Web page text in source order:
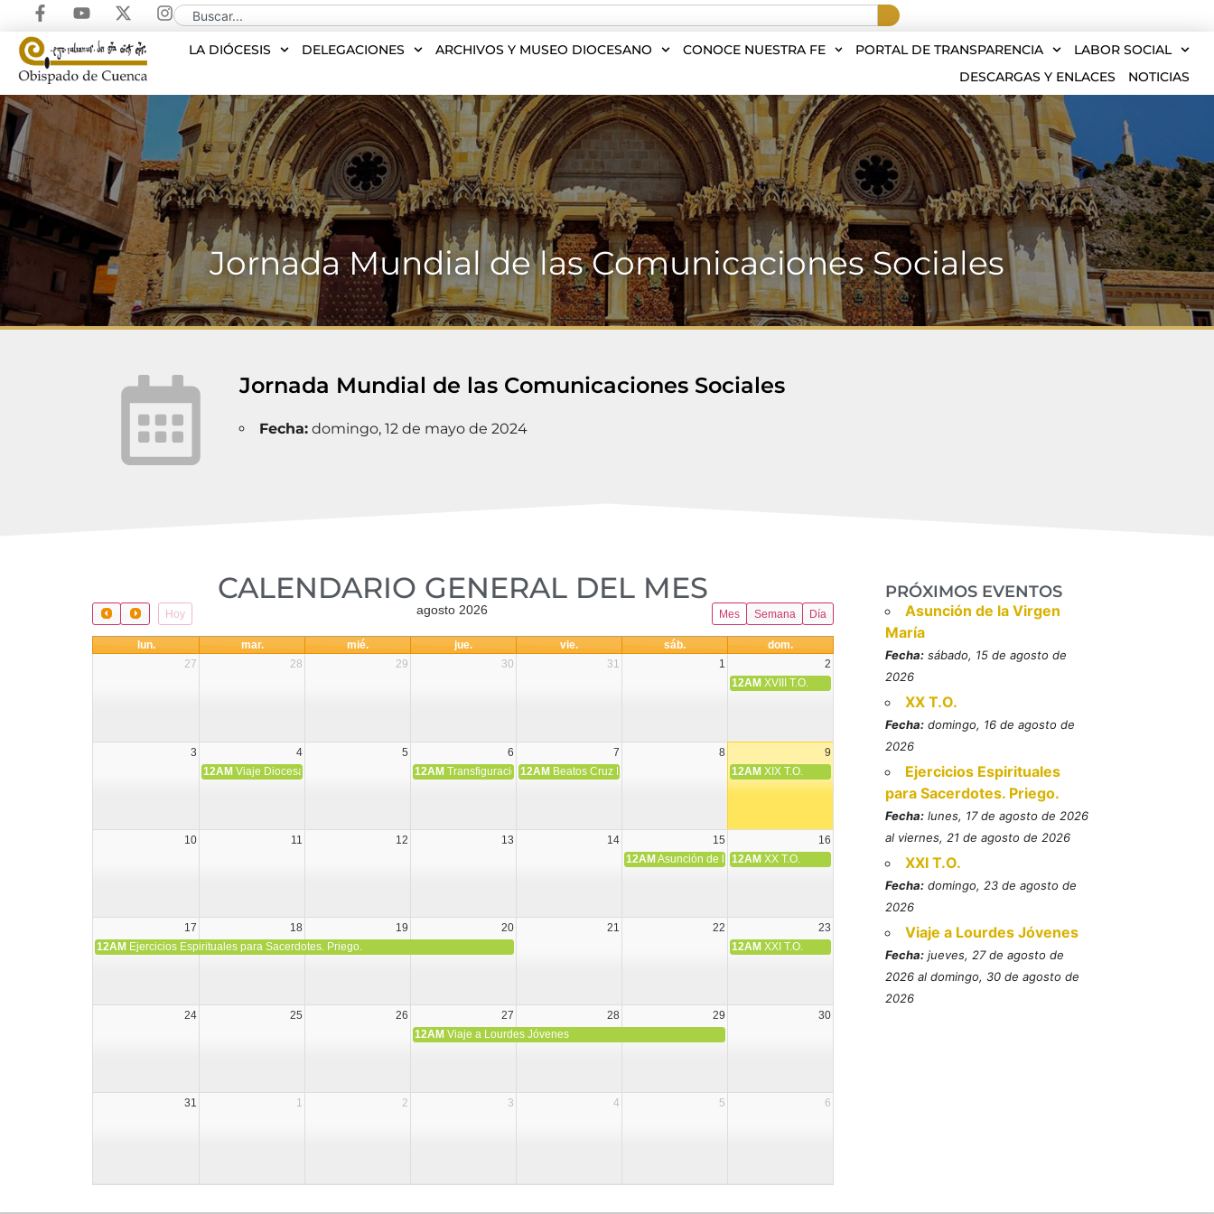
LA DIÓCESIS DELEGACIONES ARCHIVOS Y MUSEO DIOCESANO CONOCE NUESTRA FE PORTAL DE TRANSPARENCIA
LABOR SOCIAL
DESCARGAS Y ENLACES
NOTICIAS
Jornada Mundial de las Comunicaciones Sociales
Jornada Mundial de las Comunicaciones Sociales
Fecha:domingo, 12 de mayo de 2024
CALENDARIO GENERAL DEL MES​
Hoy Mes Semana Día
agosto 2026
lun. mar. mié. jue. vie. sáb.
dom.
27
28 29 30 31 1
2
12AM XVIII T.O.
3 4 5 6 7 8
9
12AM Viaje Diocesano a Japón. 12AM Transfiguración del Señor
12AM Beatos Cruz Laplana, obispo, y Fernando Español, presbítero, mártires (MO)
12AM XIX T.O.
10 11 12 13 14 15
16
12AM Asunción de la Virgen María
12AM XX T.O.
17 18 19 20 21 22
23
12AM Ejercicios Espirituales para Sacerdotes. Priego. 12AM XXI T.O.
24 25 26 27 28 29
30
12AM Viaje a Lourdes Jóvenes
31 1 2 3 4 5 6
PRÓXIMOS EVENTOS
Asunción de la Virgen
María
Fecha: sábado, 15 de agosto de
2026
XX T.O.
Fecha: domingo, 16 de agosto de
2026
Ejercicios Espirituales
para Sacerdotes. Priego.
Fecha: lunes, 17 de agosto de 2026
al viernes, 21 de agosto de 2026
XXI T.O.
Fecha: domingo, 23 de agosto de
2026
Viaje a Lourdes Jóvenes
Fecha: jueves, 27 de agosto de
2026 al domingo, 30 de agosto de
2026